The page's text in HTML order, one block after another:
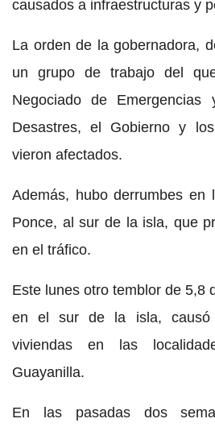
causados a infraestructuras y
La orden de la gobernadora,
un grupo de trabajo del
Negociado de Emergencias
Desastres, el Gobierno y
vieron afectados.
Además, hubo derrumbes en
Ponce, al sur de la isla, que
en el tráfico.
Este lunes otro temblor de 5,8
en el sur de la isla, causó
viviendas en las
Guayanilla.
En las pasadas dos